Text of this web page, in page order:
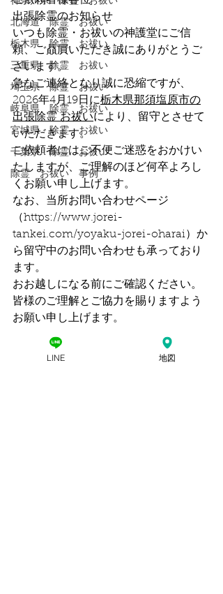
北海道 除霊 お祓い
栃木県 除霊 お祓い
三重県 除霊 お祓い
埼玉県 除霊 お祓い
岐阜県 除霊 お祓い
宮城県 除霊 お祓い
千葉県 除霊 お祓い
除霊 お祓い 事例
出張除霊のお知らせ
いつも除霊・お祓いの神護堂にご信
頼、ご贔屓いただき誠にありがとうご
ざいます。
急なご連絡となり誠に恐縮ですが、
2026年4月19日に栃木県那須塩原市の
出張除霊 お祓いにより、留守とさせて
いただきます。
ご依頼者にはご不便ご迷惑をおかけい
たしますが、ご理解のほど何卒よろし
くお願い申し上げます。
なお、当所お問い合わせページ
（https://www.jorei-
tankei.com/yoyaku-jorei-oharai）か
ら留守中のお問い合わせも承っており
ます。
おお越しになる前にご確認ください。
皆様のご理解とご協力を賜りますよう
お願い申し上げます。
LINE 地図